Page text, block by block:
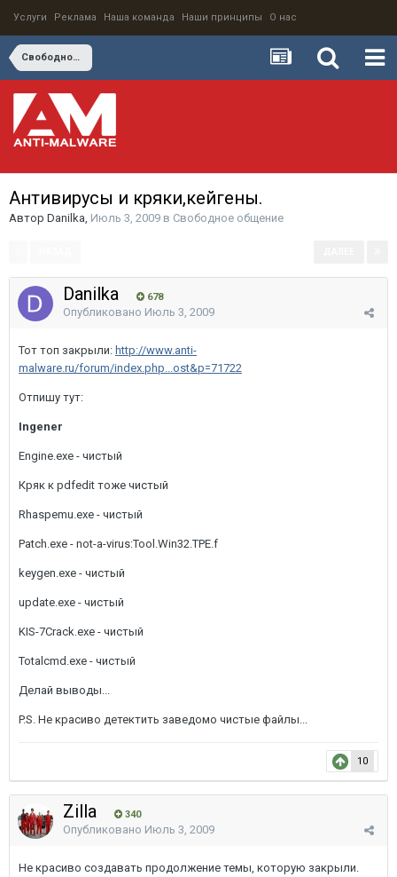
Услуги Реклама Наша команда Наши принципы О нас
Свободное общение
Антивирусы и кряки,кейгены.
Автор Danilka, Июль 3, 2009 в Свободное общение
Danilka 678
Опубликовано Июль 3, 2009
Тот топ закрыли: http://www.anti-
malware.ru/forum/index.php...ost&p=71722
Отпишу тут:
Ingener
Engine.exe - чистый
Кряк к pdfedit тоже чистый
Rhaspemu.exe - чистый
Patch.exe - not-a-virus:Tool.Win32.TPE.f
keygen.exe - чистый
update.exe - чистый
KIS-7Crack.exe - чистый
Totalcmd.exe - чистый
Делай выводы...
P.S. Не красиво детектить заведомо чистые файлы...
10
Zilla 340
Опубликовано Июль 3, 2009
Не красиво создавать продолжение темы, которую закрыли.